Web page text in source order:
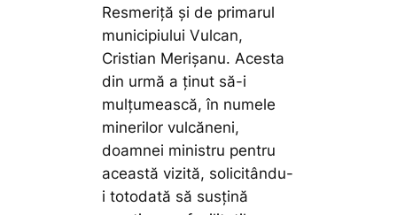
Resmeriță și de primarul
municipiului Vulcan,
Cristian Merișanu. Acesta
din urmă a ținut să-i
mulțumească, în numele
minerilor vulcăneni,
doamnei ministru pentru
această vizită, solicitându-
i totodată să susțină